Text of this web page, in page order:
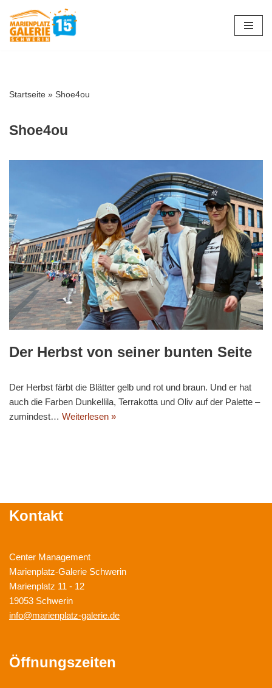
Zum
Startseite » Shoe4ou
Shoe4ou
Der Herbst von seiner bunten Seite
Der Herbst färbt die Blätter gelb und rot und braun. Und er hat
auch die Farben Dunkellila, Terrakotta und Oliv auf der Palette –
zumindest… Weiterlesen »
Kontakt
Center Management
Marienplatz-Galerie Schwerin
Marienplatz 11 - 12
19053 Schwerin
info@marienplatz-galerie.de
Öffnungszeiten